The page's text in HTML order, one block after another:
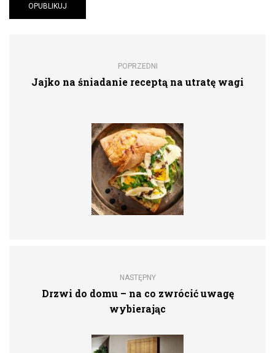
POPRZEDNI
Jajko na śniadanie receptą na utratę wagi
NASTĘPNY
Drzwi do domu – na co zwrócić uwagę
wybierając